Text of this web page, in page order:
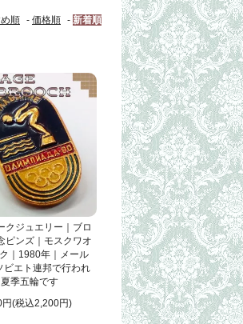
順 - 価格順 - 新着順
クジュエリー｜ブロ
ピンズ｜モスクワオ
｜1980年｜メール
ビエト連邦で行われ
季五輪です
(税込2,200円)